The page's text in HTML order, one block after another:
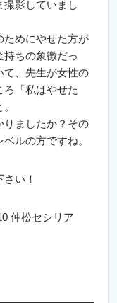
影していまし
ためにやせた方が
持ちの象徴だっ
て、先生が女性の
「私はやせた
りましたか？その
ルの方ですね。
い！
仲松セシリア